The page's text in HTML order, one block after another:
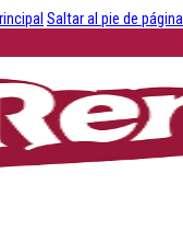
Saltar al pie de página
negocia: descubr